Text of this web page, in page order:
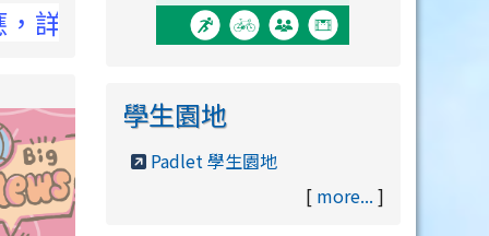
官網
學生園地
Padlet 學生園地
[ more... ]